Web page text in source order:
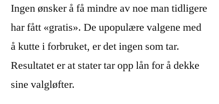
Ingen ønsker å få mindre av noe man tidligere
har fått «gratis». De upopulære valgene med
å kutte i forbruket, er det ingen som tar.
Resultatet er at stater tar opp lån for å dekke
sine valgløfter.